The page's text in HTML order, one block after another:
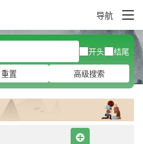
导航
开头
结尾
重置 高级搜索